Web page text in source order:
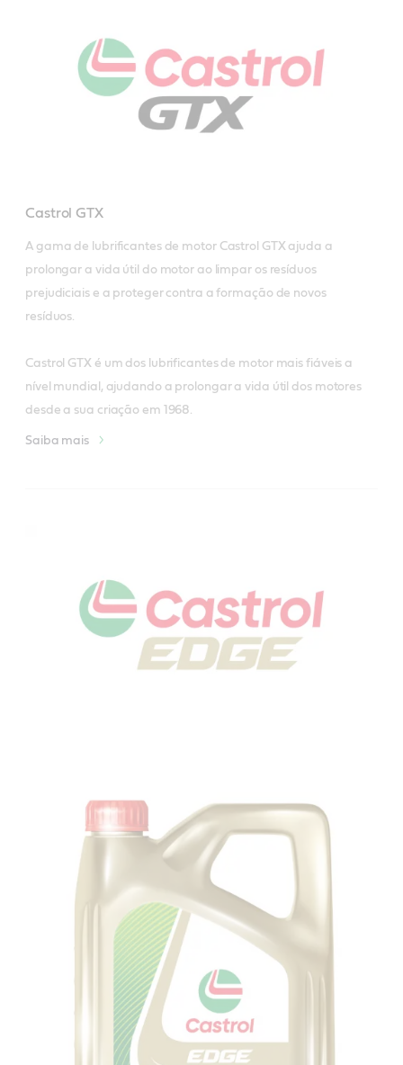
Castrol GTX
A gama de lubrificantes de motor Castrol GTX ajuda a
prolongar a vida útil do motor ao limpar os resíduos
prejudiciais e a proteger contra a formação de novos
resíduos.
Castrol GTX é um dos lubrificantes de motor mais fiáveis a
nível mundial, ajudando a prolongar a vida útil dos motores
desde a sua criação em 1968.
Saiba mais